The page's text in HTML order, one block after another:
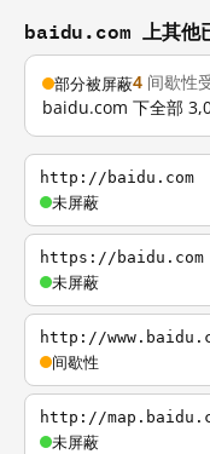
baidu.com 上其他
部分被屏蔽4 间歇性
baidu.com 下全部
http://baidu.com
未屏蔽
https://baidu.com
未屏蔽
http://
间歇性
http://
未屏蔽